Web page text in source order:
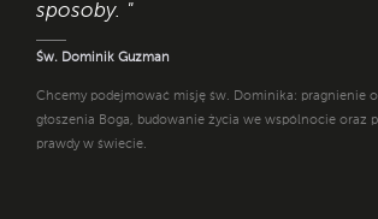
sposoby. "
Św. Dominik Guzman
Chcemy podejmować misję św. Dominika: pragnienie
głoszenia Boga, budowanie życia we wspólnocie oraz
prawdy w świecie.